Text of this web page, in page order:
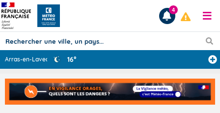
Prévisions
TOUS LES RÉSULTATS
4
Arras-en-Laveda ... 16°